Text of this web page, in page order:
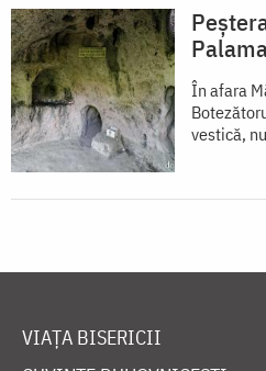
În afara
vestică,
VIAȚA BISERICII